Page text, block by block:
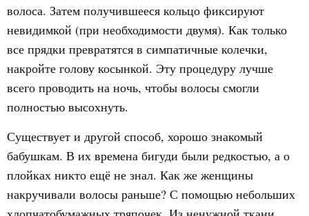
волоса. Затем получившееся кольцо фиксируют
невидимкой (при необходимости двумя). Как только
все прядки превратятся в симпатичные колечки,
накройте голову косынкой. Эту процедуру лучше
всего проводить на ночь, чтобы волосы смогли
полностью высохнуть.
Существует и другой способ, хорошо знакомый
бабушкам. В их времена бигуди были редкостью, а о
плойках никто ещё не знал. Как же женщины
накручивали волосы раньше? С помощью небольших